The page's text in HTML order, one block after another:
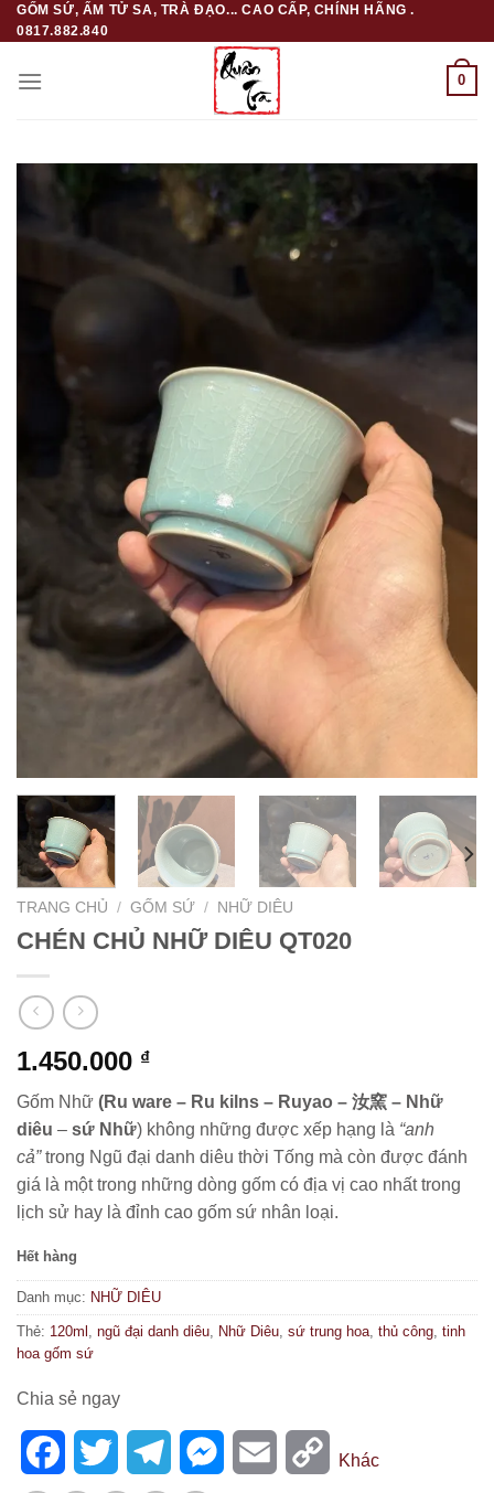
Skip
to
GỐM SỨ, ẤM TỬ SA, TRÀ ĐẠO... CAO CẤP, CHÍNH HÃNG .
0817.882.840
0
TRANG CHỦ / GỐM SỨ / NHỮ DIÊU
CHÉN CHỦ NHỮ DIÊU QT020
1.450.000 ₫
Gốm Nhữ (Ru ware – Ru kilns – Ruyao – 汝窯 – Nhữ
diêu – sứ Nhữ) không những được xếp hạng là “anh
cả”trong Ngũ đại danh diêu thời Tống mà còn được đánh
giá là một trong những dòng gốm có địa vị cao nhất trong
lịch sử hay là đỉnh cao gốm sứ nhân loại.
Hết hàng
Danh mục: NHỮ DIÊU
Thẻ: 120ml , ngũ đại danh diêu, Nhữ Diêu, sứ trung hoa, thủ công, tinh
hoa gốm sứ
Chia sẻ ngay
FacebookTwitter TelegramMessenger
Email Copy
Khác